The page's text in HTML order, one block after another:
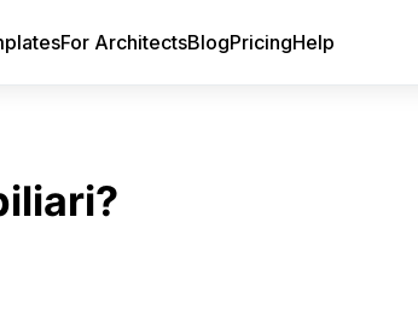
For ArchitectsBlogPricingHelp